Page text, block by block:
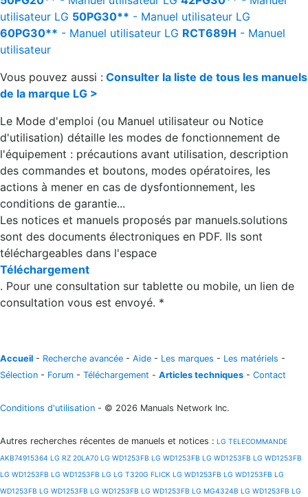
utilisateur LG 50PG30** - Manuel utilisateur LG
60PG30** - Manuel utilisateur LG RCT689H - Manuel
utilisateur
Vous pouvez aussi : Consulter la liste de tous les manuels
de la marque LG >
Le Mode d'emploi (ou Manuel utilisateur ou Notice
d'utilisation) détaille les modes de fonctionnement de
l'équipement : précautions avant utilisation, description
des commandes et boutons, modes opératoires, les
actions à mener en cas de dysfontionnement, les
conditions de garantie...
Les notices et manuels proposés par manuels.solutions
sont des documents électroniques en PDF. Ils sont
téléchargeables dans l'espace
Téléchargement
. Pour une consultation sur tablette ou mobile, un lien de
consultation vous est envoyé. *
Accueil - Recherche avancée - Aide - Les marques - Les matériels -
Sélection - Forum - Téléchargement - Articles techniques - Contact
Conditions d'utilisation - © 2026 Manuals Network Inc.
Autres recherches récentes de manuels et notices : LG TELECOMMANDE
AKB74915364 LG RZ 20LA70 LG WD1253FB LG WD1253FB LG WD1253FB LG WD1253FB
LG WD1253FB LG WD1253FB LG LG T320G FLICK LG WD1253FB LG WD1253FB LG
WD1253FB LG WD1253FB LG WD1253FB LG WD1253FB LG MG4324B LG WD1253FB LG